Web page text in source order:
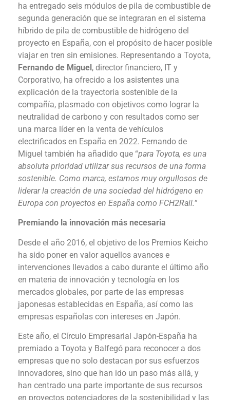
ha entregado seis módulos de pila de combustible de
segunda generación que se integraran en el sistema
híbrido de pila de combustible de hidrógeno del
proyecto en España, con el propósito de hacer posible
viajar en tren sin emisiones. Representando a Toyota,
Fernando de Miguel, director financiero, IT y
Corporativo, ha ofrecido a los asistentes una
explicación de la trayectoria sostenible de la
compañía, plasmado con objetivos como lograr la
neutralidad de carbono y con resultados como ser
una marca líder en la venta de vehículos
electrificados en España en 2022. Fernando de
Miguel también ha añadido que “para Toyota, es una
absoluta prioridad utilizar sus recursos de una forma
sostenible. Como marca, estamos muy orgullosos de
liderar la creación de una sociedad del hidrógeno en
Europa con proyectos en España como FCH2Rail.”
Premiando la innovación más necesaria
Desde el año 2016, el objetivo de los Premios Keicho
ha sido poner en valor aquellos avances e
intervenciones llevados a cabo durante el último año
en materia de innovación y tecnología en los
mercados globales, por parte de las empresas
japonesas establecidas en España, así como las
empresas españolas con intereses en Japón.
Este año, el Círculo Empresarial Japón-España ha
premiado a Toyota y Balfegó para reconocer a dos
empresas que no solo destacan por sus esfuerzos
innovadores, sino que han ido un paso más allá, y
han centrado una parte importante de sus recursos
en proyectos potenciadores de la sostenibilidad y las